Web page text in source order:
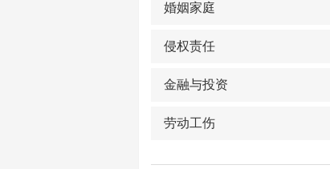
婚姻家庭
侵权责任
金融与投资
劳动工伤